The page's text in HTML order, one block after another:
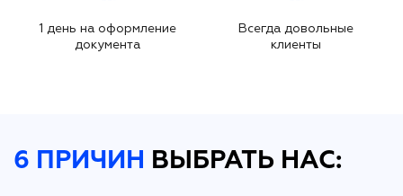
1 день на оформление
документа
Всегда довольные
клиенты
6 ПРИЧИН ВЫБРАТЬ НАС: